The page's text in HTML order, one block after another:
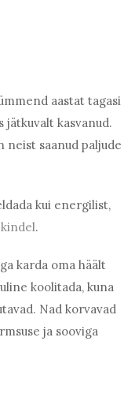
aastat tagasi
jätkuvalt kasvanud.
neist saanud paljude
kui energilist,
.
karda oma häält
koolitada, kuna
Nad korvavad
ja sooviga